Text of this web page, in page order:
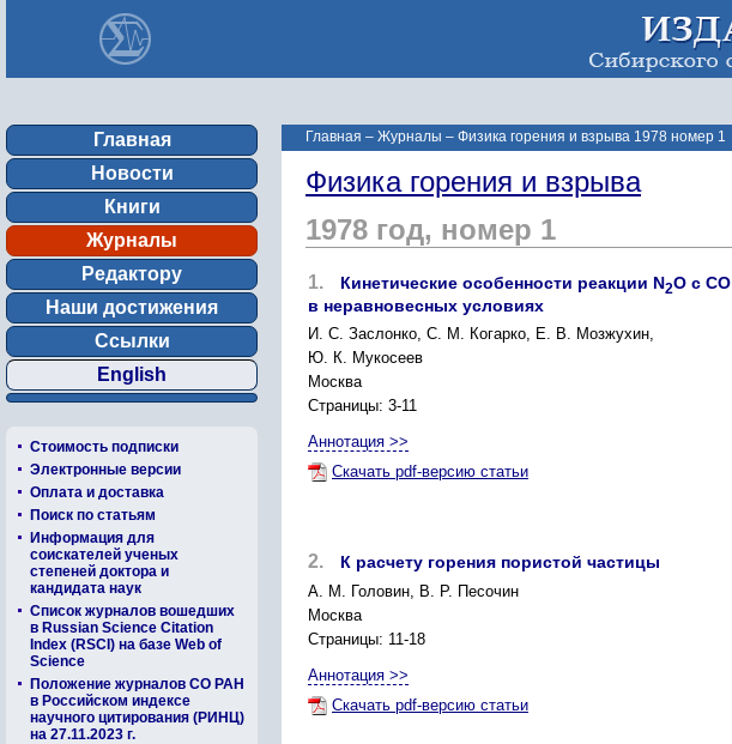
Главная
Новости
Книги
Журналы
Редактору
Наши достижения
Ссылки
English
Стоимость подписки
Электронные версии
Оплата и доставка
Поиск по статьям
Информация для
соискателей ученых
степеней доктора и
кандидата наук
Список журналов вошедших
в Russian Science Citation
Index (RSCI) на базе Web of
Science
Положение журналов СО РАН
в Российском индексе
научного цитирования (РИНЦ)
на 27.11.2023 г.
Главная – Журналы – Физика горения и взрыва 1978 номер 1
Физика горения и взрыва
1978 год, номер 1
1. Кинетические особенности реакции N2O с СО
в неравновесных условиях
И. С. Заслонко, С. М. Когарко, Е. В. Мозжухин,
Ю. К. Мукосеев
Москва
Страницы: 3-11
Аннотация >>
Скачать pdf-версию статьи
2. К расчету горения пористой частицы
A. М. Головин, В. Р. Песочин
Москва
Страницы: 11-18
Аннотация >>
Скачать pdf-версию статьи